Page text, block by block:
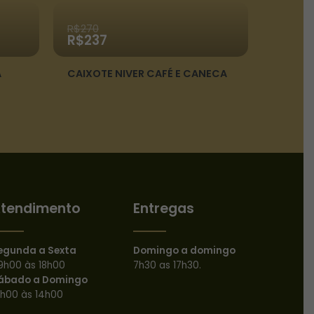
CAIXOTE NIVER CAFÉ E CANECA
R$270
O
preço
era:
R$237O
é:
a Sexta
às 18h00
a Domingo
às 14h00
Entregas
Domingo a domingo
7h30 as 17h30.